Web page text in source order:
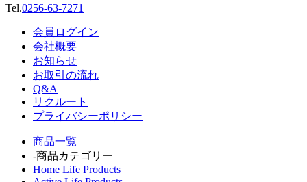
Tel.0256-63-7271
会員ログイン
会社概要
お知らせ
お取引の流れ
Q&A
リクルート
プライバシーポリシー
商品一覧
-商品カテゴリー
Home Life Products